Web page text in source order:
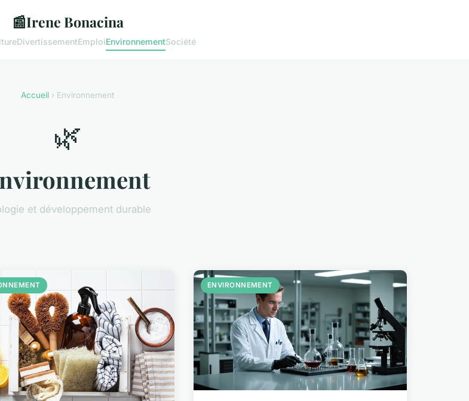
📰Irene Bonacina
DivertissementEmploiEnvironnementSociété
Accueil › Environnement
🌿
et développement durable
ENVIRONNEMENT